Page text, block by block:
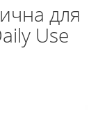
для
Use